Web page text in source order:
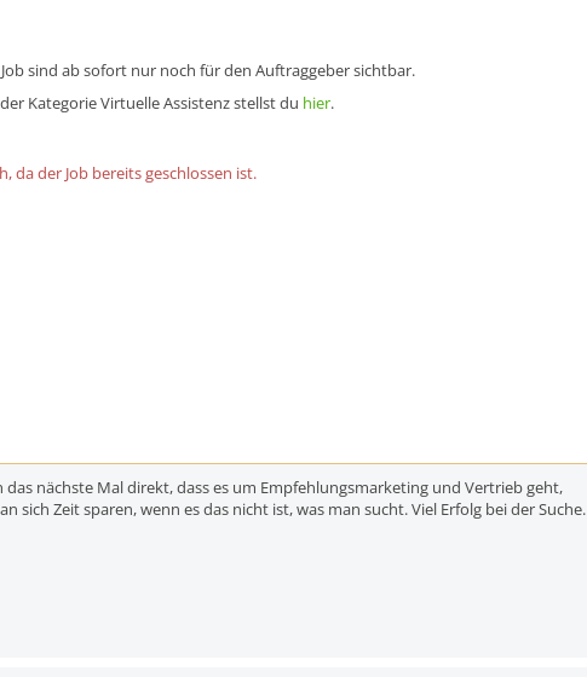
sind ab sofort nur noch für den Auftraggeber sichtbar.
Kategorie Virtuelle Assistenz stellst du hier.
da der Job bereits geschlossen ist.
das nächste Mal direkt, dass es um Empfehlungsmarketing und Vertrieb geht,
sich Zeit sparen, wenn es das nicht ist, was man sucht. Viel Erfolg bei der Suche.